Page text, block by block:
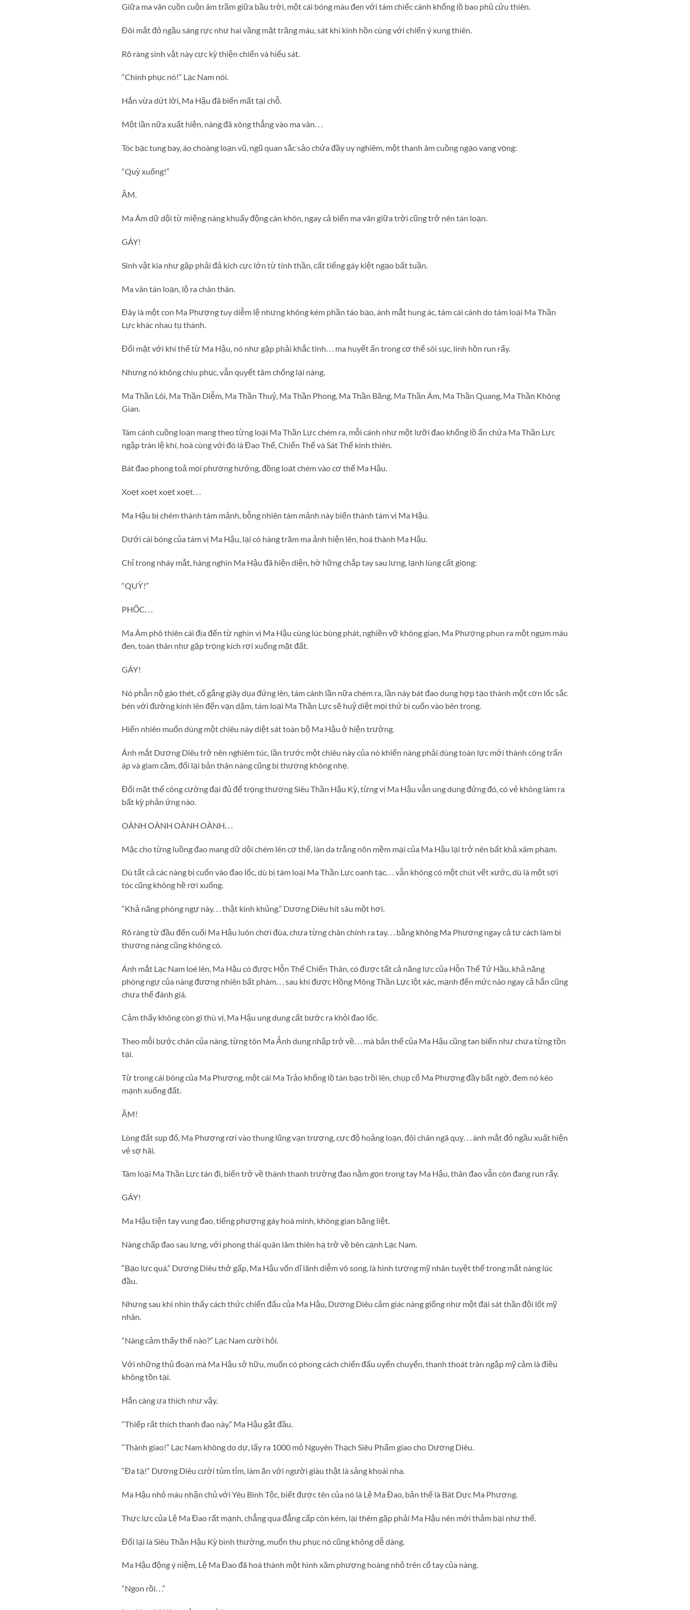
Giữa ma vân cuồn cuộn âm trầm giữa bầu trời, một cái bóng màu đen với tám chiếc cánh khổng lồ bao phủ cửu thiên.
Đôi mắt đỏ ngầu sáng rực như hai vầng mặt trăng máu, sát khí kinh hồn cùng với chiến ý xung thiên.
Rõ ràng sinh vật này cực kỳ thiện chiến và hiếu sát.
“Chinh phục nó!” Lạc Nam nói.
Hắn vừa dứt lời, Ma Hậu đã biến mất tại chỗ.
Một lần nữa xuất hiện, nàng đã xông thẳng vào ma vân. . .
Tóc bạc tung bay, áo choàng loạn vũ, ngũ quan sắc sảo chứa đầy uy nghiêm, một thanh âm cuồng ngạo vang vọng:
“Quỳ xuống!”
ẦM.
Ma Âm dữ dội từ miệng nàng khuấy động càn khôn, ngay cả biển ma vân giữa trời cũng trở nên tán loạn.
GÁY!
Sinh vật kia như gặp phải đả kích cực lớn từ tinh thần, cất tiếng gáy kiệt ngạo bất tuần.
Ma vân tán loạn, lộ ra chân thân.
Đây là một con Ma Phượng tuy diễm lệ nhưng không kém phần táo bạo, ánh mắt hung ác, tám cái cánh do tám loại Ma Thần
Lực khác nhau tụ thành.
Đối mặt với khí thế từ Ma Hậu, nó như gặp phải khắc tinh. . . ma huyết ẩn trong cơ thể sôi sục, linh hồn run rẩy.
Nhưng nó không chịu phục, vẫn quyết tâm chống lại nàng.
Ma Thần Lôi, Ma Thần Diễm, Ma Thần Thuỷ, Ma Thần Phong, Ma Thần Băng, Ma Thần Ám, Ma Thần Quang, Ma Thần Không
Gian.
Tám cánh cuồng loạn mang theo từng loại Ma Thần Lực chém ra, mỗi cánh như một lưỡi đao khổng lồ ẩn chứa Ma Thần Lực
ngập tràn lệ khí, hoà cùng với đó là Đao Thế, Chiến Thế và Sát Thế kinh thiên.
Bát đao phong toả mọi phương hướng, đồng loạt chém vào cơ thể Ma Hậu.
Xoẹt xoẹt xoẹt xoẹt. . .
Ma Hậu bị chém thành tám mảnh, bỗng nhiên tám mảnh này biến thành tám vị Ma Hậu.
Dưới cái bóng của tám vị Ma Hậu, lại có hàng trăm ma ảnh hiện lên, hoá thành Ma Hậu.
Chỉ trong nháy mắt, hàng nghìn Ma Hậu đã hiện diện, hờ hững chắp tay sau lưng, lạnh lùng cất giọng:
“QUỲ!”
PHỐC. . .
Ma Âm phô thiên cái địa đến từ nghìn vị Ma Hậu cùng lúc bùng phát, nghiền vỡ không gian, Ma Phượng phun ra một ngụm máu
đen, toàn thân như gặp trọng kích rơi xuống mặt đất.
GÁY!
Nó phẫn nộ gào thét, cố gắng giãy dụa đứng lên, tám cánh lần nữa chém ra, lần này bát đao dung hợp tạo thành một cơn lốc sắc
bén với đường kính lên đến vạn dặm, tám loại Ma Thần Lực sẽ huỷ diệt mọi thứ bị cuốn vào bên trong.
Hiển nhiên muốn dùng một chiêu này diệt sát toàn bộ Ma Hậu ở hiện trường.
Ánh mắt Dương Diêu trở nên nghiêm túc, lần trước một chiêu này của nó khiến nàng phải dùng toàn lực mới thành công trấn
áp và giam cầm, đổi lại bản thân nàng cũng bị thương không nhẹ.
Đối mặt thế công cường đại đủ để trọng thương Siêu Thần Hậu Kỳ, từng vị Ma Hậu vẫn ung dung đứng đó, có vẻ không làm ra
bất kỳ phản ứng nào.
OÀNH OÀNH OÀNH OÀNH. . .
Mặc cho từng luồng đao mang dữ dội chém lên cơ thể, làn da trắng nõn mềm mại của Ma Hậu lại trở nên bất khả xâm phạm.
Dù tất cả các nàng bị cuốn vào đao lốc, dù bị tám loại Ma Thần Lực oanh tạc. . . vẫn không có một chút vết xước, dù là một sợi
tóc cũng không hề rơi xuống.
“Khả năng phòng ngự này. . . thật kinh khủng.” Dương Diêu hít sâu một hơi.
Rõ ràng từ đầu đến cuối Ma Hậu luôn chơi đùa, chưa từng chân chính ra tay. . . bằng không Ma Phượng ngay cả tư cách làm bị
thương nàng cũng không có.
Ánh mắt Lạc Nam loé lên, Ma Hậu có được Hỗn Thế Chiến Thân, có được tất cả năng lực của Hỗn Thế Tứ Hầu, khả năng
phòng ngự của nàng đương nhiên bất phàm. . . sau khi được Hồng Mông Thần Lực lột xác, mạnh đến mức nào ngay cả hắn cũng
chưa thể đánh giá.
Cảm thấy không còn gì thù vị, Ma Hậu ung dung cất bước ra khỏi đao lốc.
Theo mỗi bước chân của nàng, từng tôn Ma Ảnh dung nhập trở về. . . mà bản thể của Ma Hậu cũng tan biến như chưa từng tồn
tại.
Từ trong cái bóng của Ma Phượng, một cái Ma Trảo khổng lồ tàn bạo trồi lên, chụp cổ Ma Phượng đầy bất ngờ, đem nó kéo
mạnh xuống đất.
ẦM!
Lòng đất sụp đổ, Ma Phượng rơi vào thung lũng vạn trượng, cực độ hoảng loạn, đôi chân ngã quỵ. . . ánh mắt đỏ ngầu xuất hiện
vẻ sợ hãi.
Tám loại Ma Thần Lực tán đi, biến trở về thành thanh trường đao nằm gọn trong tay Ma Hậu, thân đao vẫn còn đang run rẩy.
GÁY!
Ma Hậu tiện tay vung đao, tiếng phượng gáy hoà minh, không gian băng liệt.
Nàng chấp đao sau lưng, với phong thái quân lâm thiên hạ trở về bên cạnh Lạc Nam.
“Bạo lực quá.” Dương Diêu thở gấp, Ma Hậu vốn dĩ lãnh diễm vô song, là hình tượng mỹ nhân tuyệt thế trong mắt nàng lúc
đầu.
Nhưng sau khi nhìn thấy cách thức chiến đấu của Ma Hậu, Dương Diêu cảm giác nàng giống như một đại sát thần đội lốt mỹ
nhân.
“Nàng cảm thấy thế nào?” Lạc Nam cười hỏi.
Với những thủ đoạn mà Ma Hậu sở hữu, muốn có phong cách chiến đấu uyển chuyển, thanh thoát tràn ngập mỹ cảm là điều
không tồn tại.
Hắn càng ưa thích như vậy.
“Thiếp rất thích thanh đao này.” Ma Hậu gật đầu.
“Thành giao!” Lạc Nam không do dự, lấy ra 1000 mỏ Nguyên Thạch Siêu Phẩm giao cho Dương Diêu.
“Đa tạ!” Dương Diêu cười tủm tỉm, làm ăn với người giàu thật là sảng khoái nha.
Ma Hậu nhỏ máu nhận chủ với Yêu Binh Tộc, biết được tên của nó là Lệ Ma Đao, bản thể là Bát Dực Ma Phượng.
Thực lực của Lệ Ma Đao rất mạnh, chẳng qua đẳng cấp còn kém, lại thêm gặp phải Ma Hậu nên mới thảm bại như thế.
Đổi lại là Siêu Thần Hậu Kỳ bình thường, muốn thu phục nó cũng không dễ dàng.
Ma Hậu động ý niệm, Lệ Ma Đao đã hoá thành một hình xăm phượng hoàng nhỏ trên cổ tay của nàng.
“Ngon rồi. . .”